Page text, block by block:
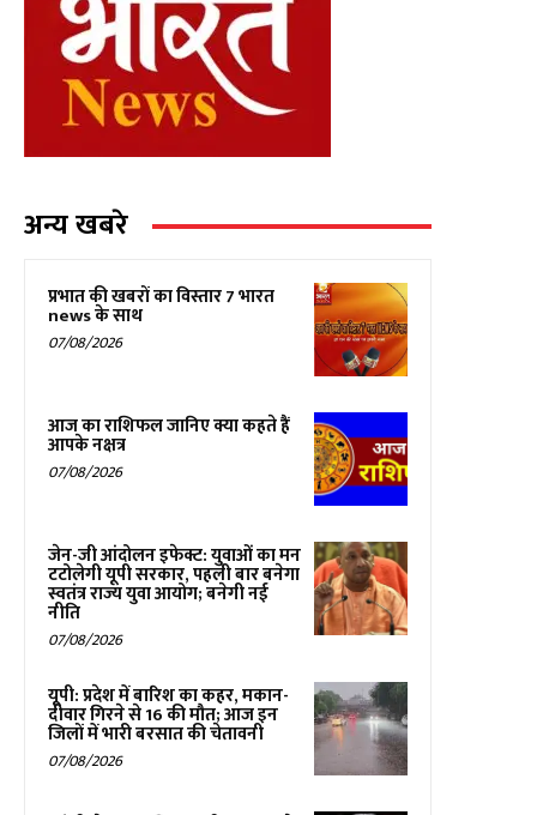
अन्य खबरे
प्रभात की खबरों का विस्तार 7 भारत
news के साथ
07/08/2026
आज का राशिफल जानिए क्या कहते हैं
आपके नक्षत्र
07/08/2026
जेन-जी आंदोलन इफेक्ट: युवाओं का मन
टटोलेगी यूपी सरकार, पहली बार बनेगा
स्वतंत्र राज्य युवा आयोग; बनेगी नई
नीति
07/08/2026
यूपी: प्रदेश में बारिश का कहर, मकान-
दीवार गिरने से 16 की मौत; आज इन
जिलों में भारी बरसात की चेतावनी
07/08/2026